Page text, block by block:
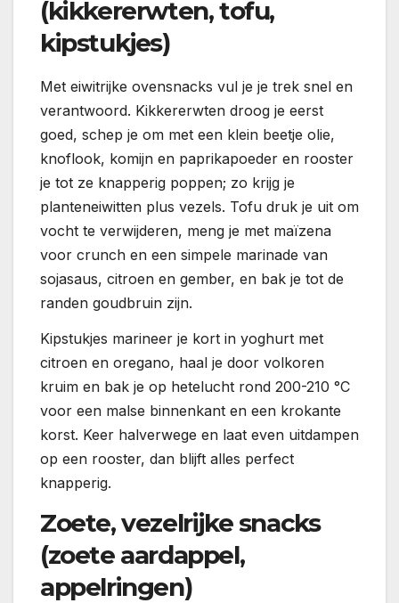
(kikkererwten, tofu,
kipstukjes)
Met eiwitrijke ovensnacks vul je je trek snel en
verantwoord. Kikkererwten droog je eerst
goed, schep je om met een klein beetje olie,
knoflook, komijn en paprikapoeder en rooster
je tot ze knapperig poppen; zo krijg je
planteneiwitten plus vezels. Tofu druk je uit om
vocht te verwijderen, meng je met maïzena
voor crunch en een simpele marinade van
sojasaus, citroen en gember, en bak je tot de
randen goudbruin zijn.
Kipstukjes marineer je kort in yoghurt met
citroen en oregano, haal je door volkoren
kruim en bak je op hetelucht rond 200-210 °C
voor een malse binnenkant en een krokante
korst. Keer halverwege en laat even uitdampen
op een rooster, dan blijft alles perfect
knapperig.
Zoete, vezelrijke snacks
(zoete aardappel,
appelringen)